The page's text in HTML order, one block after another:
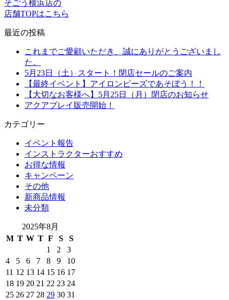
そごう横浜店の
店舗TOPはこちら
最近の投稿
これまでご愛顧いただき、誠にありがとうございまし
た。
5月23日（土）スタート！閉店セールのご案内
【最終イベント】アイロンビーズであそぼう！！
【大切なお客様へ】5月25日（月）閉店のお知らせ
アクアプレイ販売開始！
カテゴリー
イベント報告
インストラクターおすすめ
お得な情報
キャンペーン
その他
新商品情報
未分類
2025年8月
M T W T F S
S
1
2
3
4
5 6 7 8 9
10
11 12 13 14 15 16 17
18 19 20 21 22 23 24
25 26 27 28 29 30 31